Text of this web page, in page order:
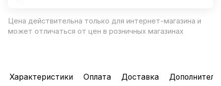
Цена действительна только для интернет-магазина и
может отличаться от цен в розничных магазинах
Характеристики Оплата Доставка